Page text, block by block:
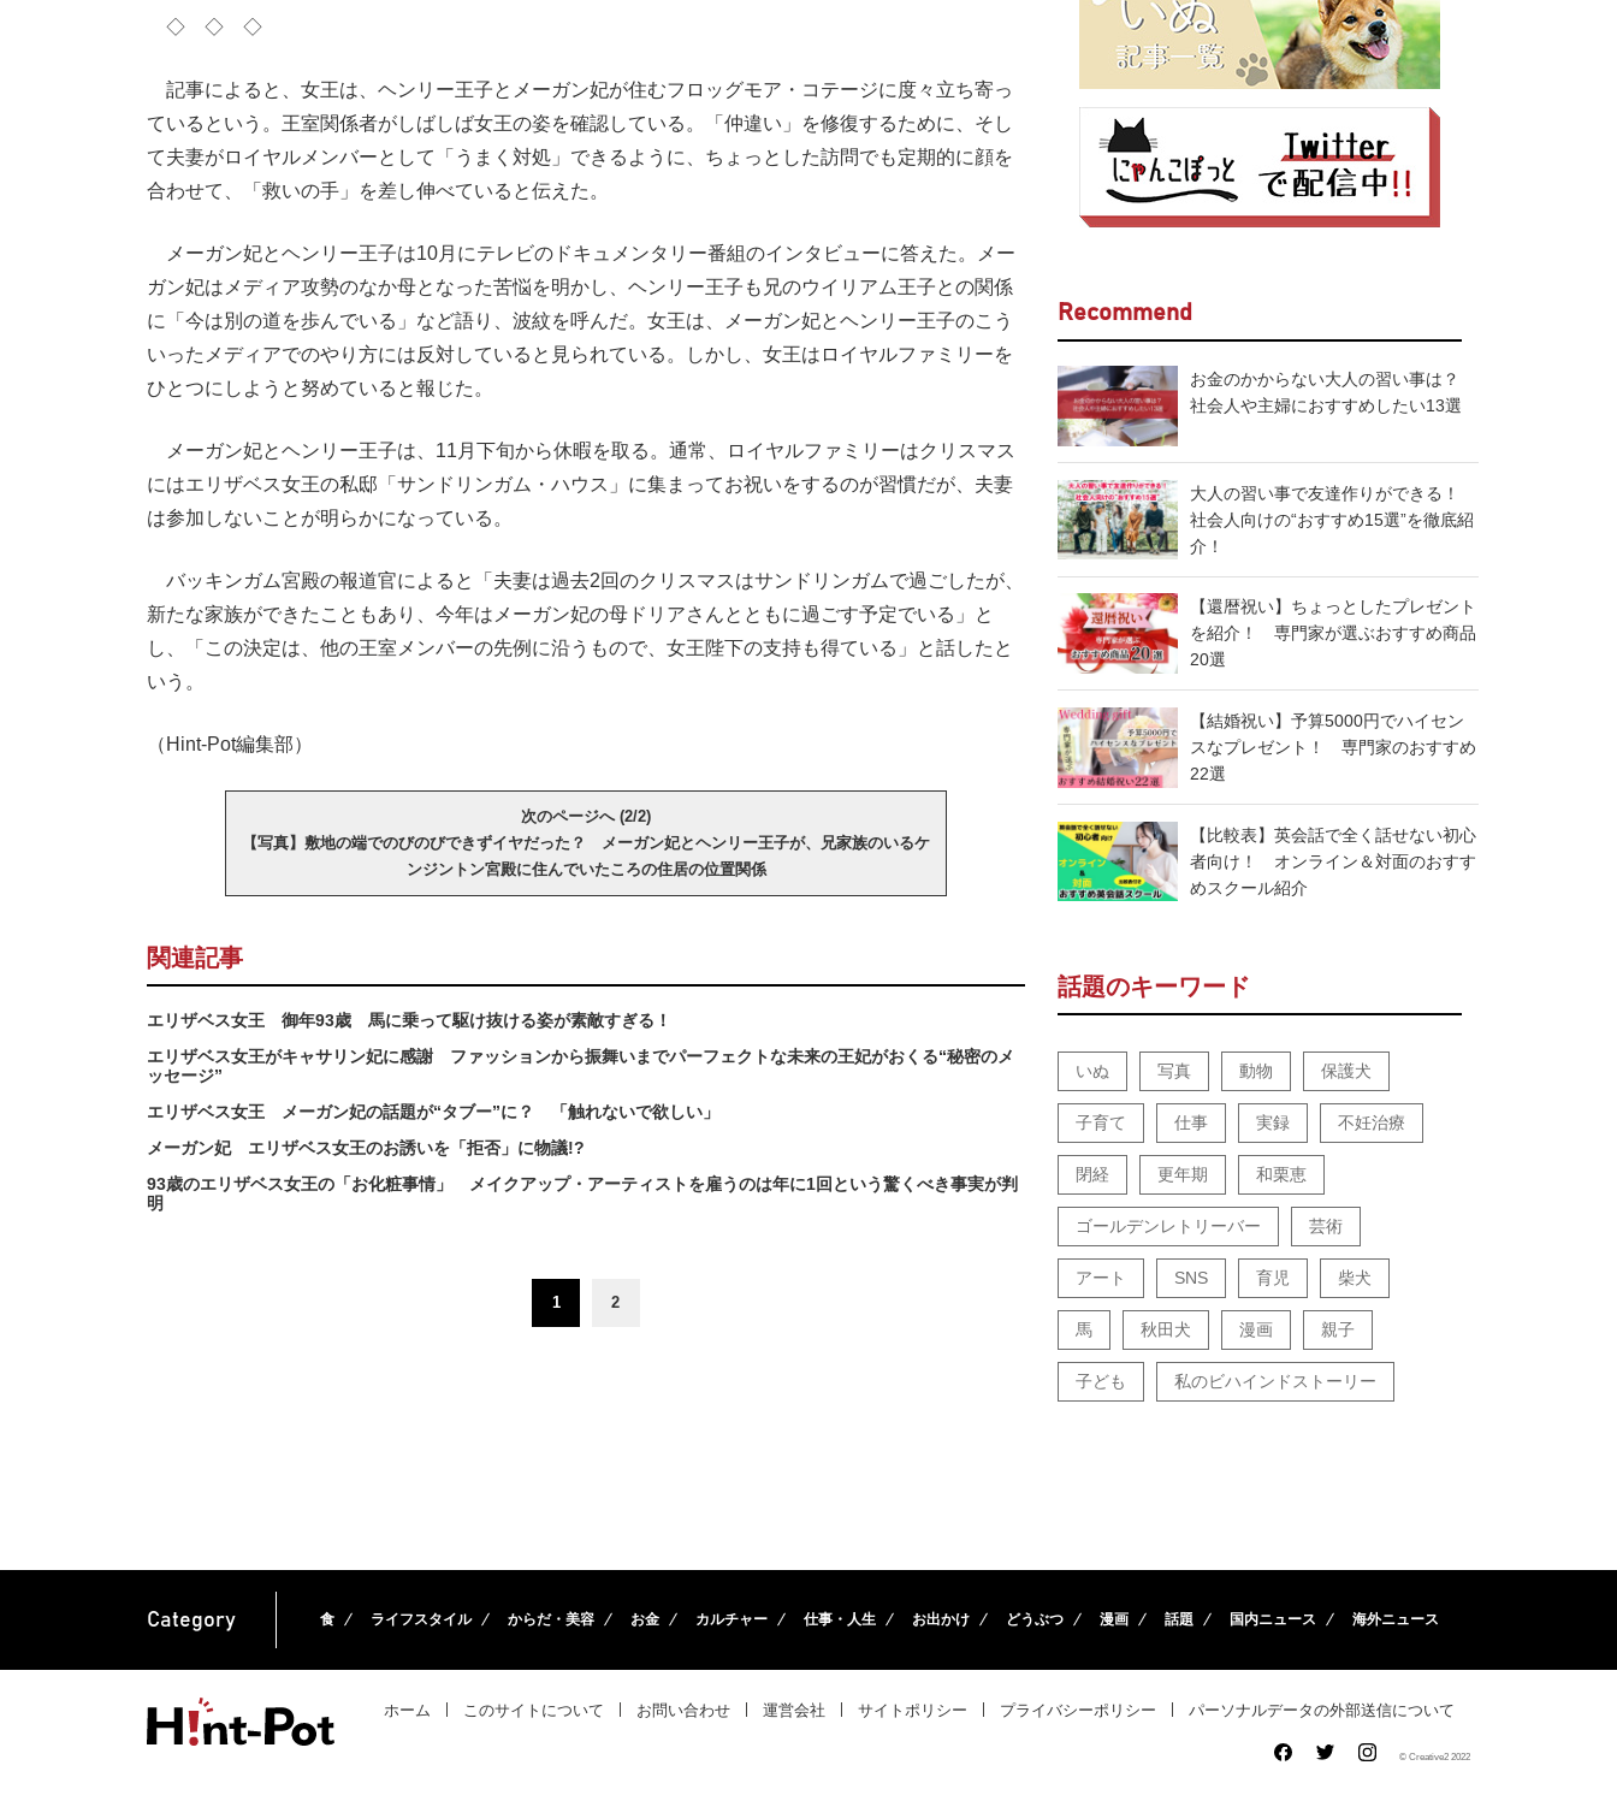
◇ ◇ ◇
記事によると、女王は、ヘンリー王子とメーガン妃が住むフロッグモア・コテージに度々立ち寄っ
ているという。王室関係者がしばしば女王の姿を確認している。「仲違い」を修復するために、そし
て夫妻がロイヤルメンバーとして「うまく対処」できるように、ちょっとした訪問でも定期的に顔を
合わせて、「救いの手」を差し伸べていると伝えた。
メーガン妃とヘンリー王子は10月にテレビのドキュメンタリー番組のインタビューに答えた。メー
ガン妃はメディア攻勢のなか母となった苦悩を明かし、ヘンリー王子も兄のウイリアム王子との関係
に「今は別の道を歩んでいる」など語り、波紋を呼んだ。女王は、メーガン妃とヘンリー王子のこう
いったメディアでのやり方には反対していると見られている。しかし、女王はロイヤルファミリーを
ひとつにしようと努めていると報じた。
メーガン妃とヘンリー王子は、11月下旬から休暇を取る。通常、ロイヤルファミリーはクリスマス
にはエリザベス女王の私邸「サンドリンガム・ハウス」に集まってお祝いをするのが習慣だが、夫妻
は参加しないことが明らかになっている。
バッキンガム宮殿の報道官によると「夫妻は過去2回のクリスマスはサンドリンガムで過ごしたが、
新たな家族ができたこともあり、今年はメーガン妃の母ドリアさんとともに過ごす予定でいる」と
し、「この決定は、他の王室メンバーの先例に沿うもので、女王陛下の支持も得ている」と話したと
いう。
（Hint-Pot編集部）
次のページへ (2/2)
【写真】敷地の端でのびのびできずイヤだった？ メーガン妃とヘンリー王子が、兄家族のいるケ
ンジントン宮殿に住んでいたころの住居の位置関係
関連記事
エリザベス女王 御年93歳 馬に乗って駆け抜ける姿が素敵すぎる！
エリザベス女王がキャサリン妃に感謝 ファッションから振舞いまでパーフェクトな未来の王妃がおくる“秘密のメ
ッセージ”
エリザベス女王 メーガン妃の話題が“タブー”に？ 「触れないで欲しい」
メーガン妃 エリザベス女王のお誘いを「拒否」に物議!?
93歳のエリザベス女王の「お化粧事情」 メイクアップ・アーティストを雇うのは年に1回という驚くべき事実が判
明
1 2
Recommend
お金のかからない大人の習い事は？
社会人や主婦におすすめしたい13選
大人の習い事で友達作りができる！
社会人向けの“おすすめ15選”を徹底紹
介！
【還暦祝い】ちょっとしたプレゼント
を紹介！ 専門家が選ぶおすすめ商品
20選
【結婚祝い】予算5000円でハイセン
スなプレゼント！ 専門家のおすすめ
22選
【比較表】英会話で全く話せない初心
者向け！ オンライン＆対面のおすす
めスクール紹介
話題のキーワード
いぬ 写真 動物 保護犬
子育て 仕事 実録 不妊治療
閉経 更年期 和栗恵
ゴールデンレトリーバー 芸術
アート SNS 育児 柴犬
馬 秋田犬 漫画 親子
子ども 私のビハインドストーリー
Category 食 ライフスタイル からだ・美容 お金 カルチャー 仕事・人生 お出かけ どうぶつ 漫画 話題 国内ニュース 海外ニュース
ホーム このサイトについて お問い合わせ 運営会社 サイトポリシー プライバシーポリシー パーソナルデータの外部送信について
© Creative2 2022